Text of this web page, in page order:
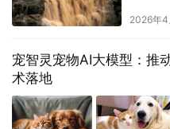
2026年4
宠智灵宠物AI大模型：推
术落地